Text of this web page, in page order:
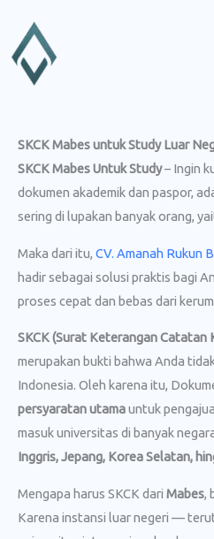
konten
SKCK Mabes untuk Study Luar
SKCK Mabes Untuk Study– Ingin
dokumen akademik dan paspor,
sering di lupakan banyak orang,
Maka dari itu, CV. Amanah Rukun
hadir sebagai solusi praktis bagi
proses cepat dan bebas dari
SKCK (Surat Keterangan Catatan
merupakan bukti bahwa Anda
Indonesia. Oleh karena itu,
persyaratan utamauntuk
masuk universitas di banyak
Inggris, Jepang, Korea Selatan,
Mengapa harus SKCK dari Mabes,
Karena instansi luar negeri —